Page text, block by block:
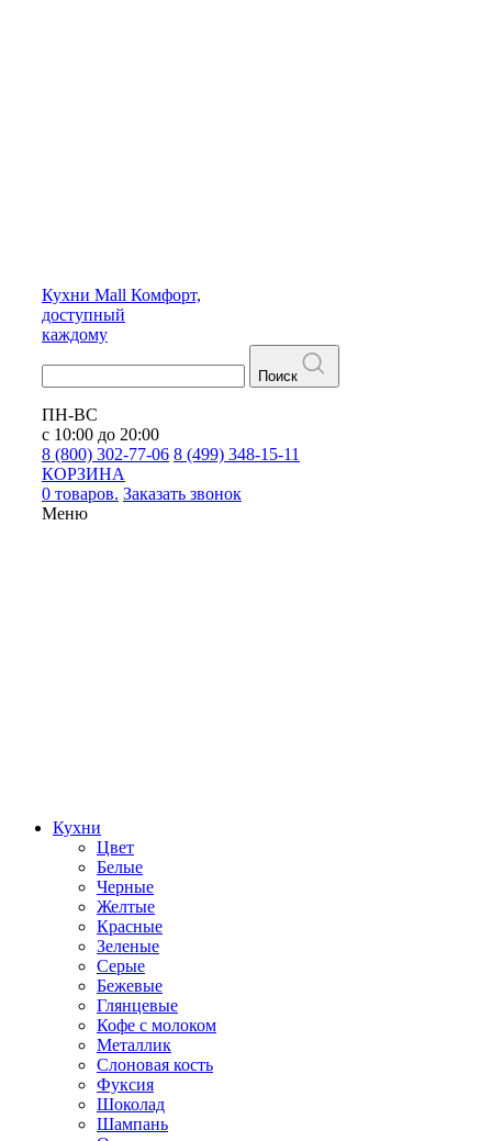
Кухни Mall Комфорт,
доступный
каждому
Поиск
ПН-ВС
с 10:00 до 20:00
8 (800) 302-77-06 8 (499) 348-15-11
КОРЗИНА
0 товаров. Заказать звонок
Меню
Кухни
Цвет
Белые
Черные
Желтые
Красные
Зеленые
Серые
Бежевые
Глянцевые
Кофе с молоком
Металлик
Слоновая кость
Фуксия
Шоколад
Шампань